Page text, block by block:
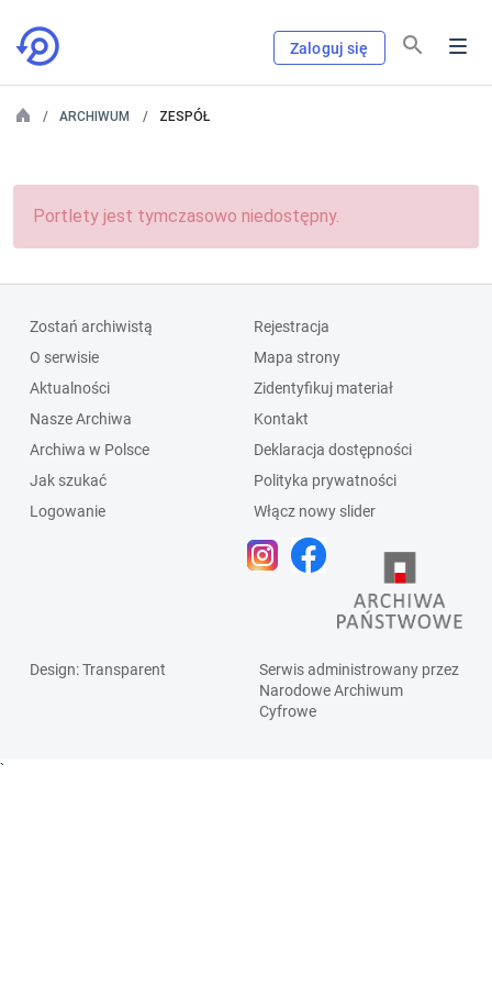
Zaloguj się
ARCHIWUM ZESPÓŁ
Portlety jest tymczasowo niedostępny.
Zostań archiwistą
O serwisie
Aktualności
Nasze Archiwa
Archiwa w Polsce
Jak szukać
Logowanie
Rejestracja
Mapa strony
Zidentyfikuj materiał
Kontakt
Deklaracja dostępności
Polityka prywatności
Włącz nowy slider
Design: Transparent
Serwis administrowany przez
Narodowe Archiwum
Cyfrowe
`